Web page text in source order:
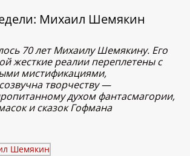
Михаил Шемякин
70 лет Михаилу Шемякину. Его
жесткие реалии переплетены с
мистификациями,
творчеству —
духом фантасмагории,
и сказок Гофмана